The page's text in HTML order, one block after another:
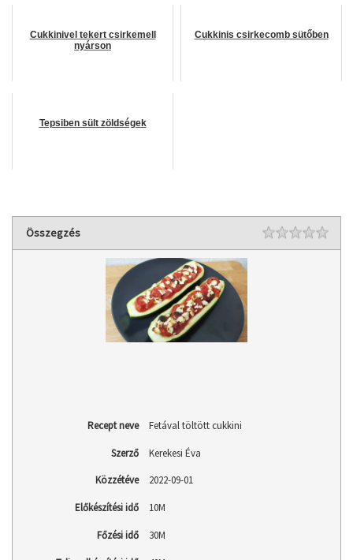
Cukkinivel tekert csirkemell
nyárson
Cukkinis csirkecomb sütőben
Tepsiben sült zöldségek
Összegzés Rating
Recept neve Fetával töltött cukkini
Szerző Kerekesi Éva
Közzétéve 2022-09-01
Előkészítési idő 10M
Főzési idő 30M